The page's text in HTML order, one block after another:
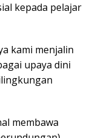
kepada pelajar
kami menjalin
upaya dini
membawa